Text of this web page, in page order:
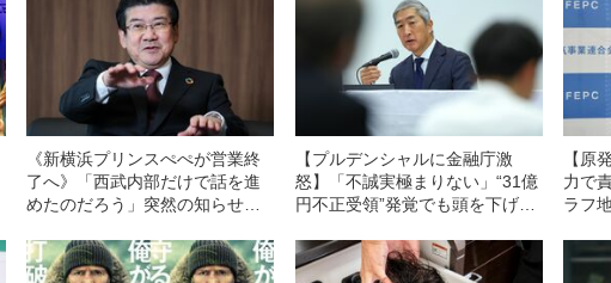
《新横浜プリンスぺぺが営業終
了へ》「西武内部だけで話を進
めたのだろう」突然の知らせに
HDの〈施設閉鎖〉が相次ぐ理由
は…
【プルデンシャルに金融庁激
怒】「不誠実極まりない」“31億
円不正受領”発覚でも頭を下げる
《元幹部がコメント》
【原
力で
ラフ